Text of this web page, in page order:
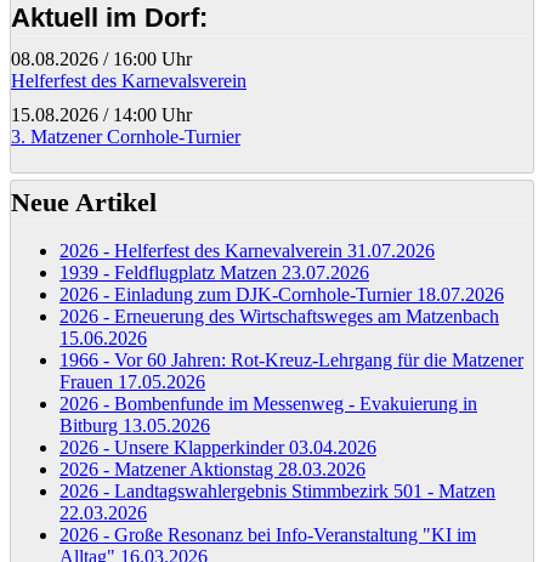
Aktuell im Dorf:
08.08.2026 / 16:00 Uhr
Helferfest des Karnevalsverein
15.08.2026 / 14:00 Uhr
3. Matzener Cornhole-Turnier
Neue Artikel
2026 - Helferfest des Karnevalverein 31.07.2026
1939 - Feldflugplatz Matzen 23.07.2026
2026 - Einladung zum DJK-Cornhole-Turnier 18.07.2026
2026 - Erneuerung des Wirtschaftsweges am Matzenbach
15.06.2026
1966 - Vor 60 Jahren: Rot-Kreuz-Lehrgang für die Matzener
Frauen 17.05.2026
2026 - Bombenfunde im Messenweg - Evakuierung in
Bitburg 13.05.2026
2026 - Unsere Klapperkinder03.04.2026
2026 - Matzener Aktionstag 28.03.2026
2026 - Landtagswahlergebnis Stimmbezirk 501 - Matzen
22.03.2026
2026 - Große Resonanz bei Info-Veranstaltung "KI im
Alltag" 16.03.2026